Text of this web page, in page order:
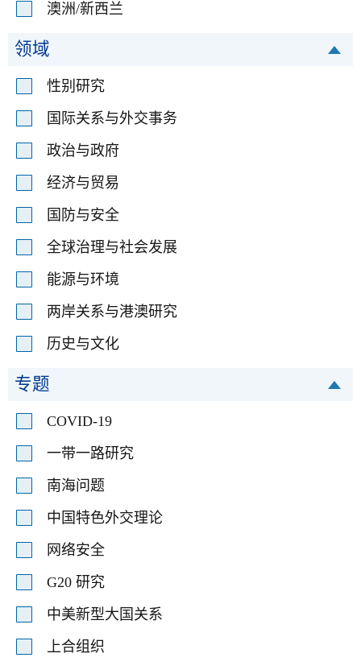
澳洲/新西兰
领域
性别研究
国际关系与外交事务
政治与政府
经济与贸易
国防与安全
全球治理与社会发展
能源与环境
两岸关系与港澳研究
历史与文化
专题
COVID-19
一带一路研究
南海问题
中国特色外交理论
网络安全
G20 研究
中美新型大国关系
上合组织